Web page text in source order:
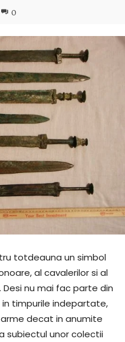
0
totdeauna un simbol
al cavalerilor si al
nu mai fac parte din
timpurile indepartate,
decat in anumite
subiectul unor colectii